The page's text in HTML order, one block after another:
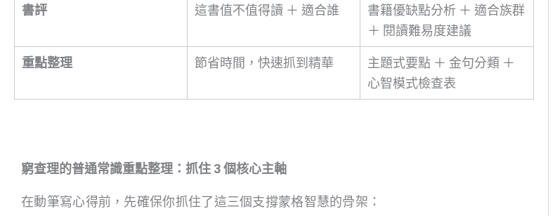
書評 這書值不值得讀 ＋ 適合誰
書籍優缺點分析 ＋ 適合族群
＋ 閱讀難易度建議
重點整理 節省時間，快速抓到精華
主題式要點 ＋ 金句分類 ＋
心智模式檢查表
窮查理的普通常識重點整理：抓住 3 個核心主軸
在動筆寫心得前，先確保你抓住了這三個支撐蒙格智慧的骨架：